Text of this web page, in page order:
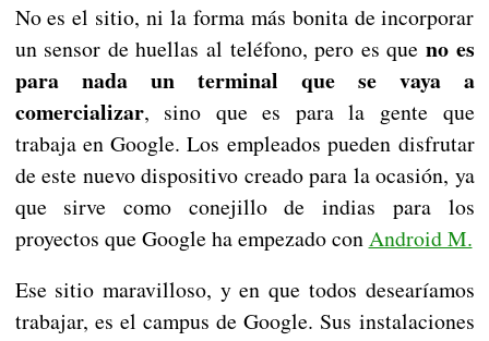
No es el sitio, ni la forma más bonita de incorporar
un sensor de huellas al teléfono, pero es que no es
para nada un terminal que se vaya a
comercializar, sino que es para la gente que
trabaja en Google. Los empleados pueden disfrutar
de este nuevo dispositivo creado para la ocasión, ya
que sirve como conejillo de indias para los
proyectos que Google ha empezado conAndroid M.
Ese sitio maravilloso, y en que todos desearíamos
trabajar, es el campus de Google. Sus instalaciones